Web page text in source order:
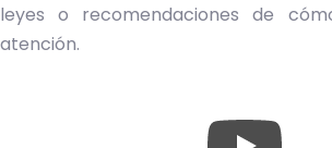
leyes o recomendaciones de
atención.